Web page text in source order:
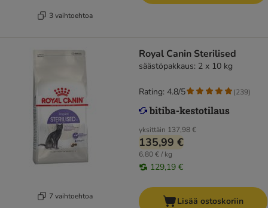
3 vaihtoehtoa
7 vaihtoehtoa
Royal Canin Sterilised
säästöpakkaus: 2 x 10 kg
yksittäin 137,98 €
135,99 €
6,80 € / kg
129,19 €
Rating: 4.8/5 (239)
Lisää ostoskoriin